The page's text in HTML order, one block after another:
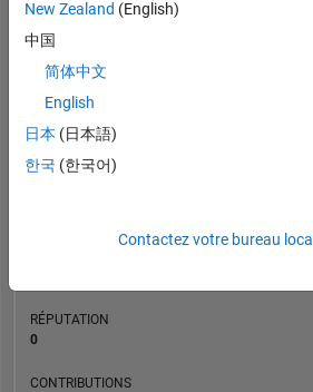
12/18
10/19
08/20
06/21
04/22
02/23
12/23
10/24
08/25
06/26
11/19
10/20
09/21
08/22
07/23
06/24
05/25
04/26
RANG
RÉPUTATION
0
CONTRIBUTIONS
New Zealand (English)
中国
简体中文
English
日本 (日本語)
한국 (한국어)
Contactez votre bureau local